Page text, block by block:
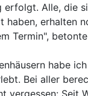
erfolgt. Alle, die
erhalten
Termin",
habe
Bei aller
vergessen: Seit